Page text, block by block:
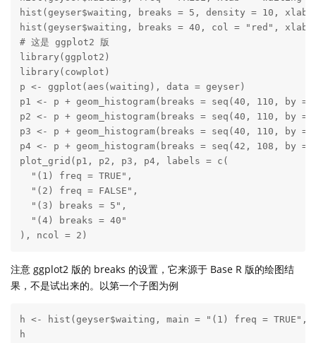
hist(geyser$waiting, breaks = 5, density = 10,
hist(geyser$waiting, breaks = 40, col = "red", xlab
# 这是 ggplot2 版
library(ggplot2)
library(cowplot)
p <- ggplot(aes(waiting), data = geyser)
p1 <- p + geom_histogram(breaks = seq(40, 110, by =
p2 <- p + geom_histogram(breaks = seq(40, 110,
p3 <- p + geom_histogram(breaks = seq(40, 110, by =
p4 <- p + geom_histogram(breaks = seq(42, 108,
plot_grid(p1, p2, p3, p4, labels = c(
  "(1) freq = TRUE",
  "(2) freq = FALSE",
  "(3) breaks = 5",
  "(4) breaks = 40"
), ncol = 2)
注意 ggplot2 版的 breaks 的设置，它来源于 Base R 版的绘图结
果，不是试出来的。以第一个子图为例
h <- hist(geyser$waiting, main = "(1) freq =
h